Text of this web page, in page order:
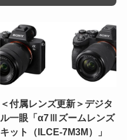
＜付属レンズ更新＞デジタ
ル一眼「α7Ⅲズームレンズ
キット（ILCE-7M3M）」